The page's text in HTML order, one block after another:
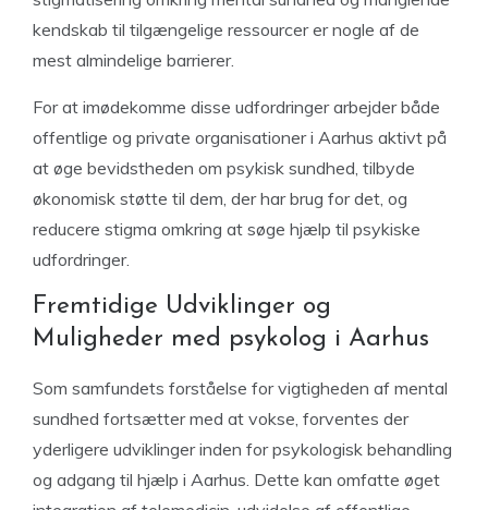
kendskab til tilgængelige ressourcer er nogle af de
mest almindelige barrierer.
For at imødekomme disse udfordringer arbejder både
offentlige og private organisationer i Aarhus aktivt på
at øge bevidstheden om psykisk sundhed, tilbyde
økonomisk støtte til dem, der har brug for det, og
reducere stigma omkring at søge hjælp til psykiske
udfordringer.
Fremtidige Udviklinger og
Muligheder med psykolog i Aarhus
Som samfundets forståelse for vigtigheden af mental
sundhed fortsætter med at vokse, forventes der
yderligere udviklinger inden for psykologisk behandling
og adgang til hjælp i Aarhus. Dette kan omfatte øget